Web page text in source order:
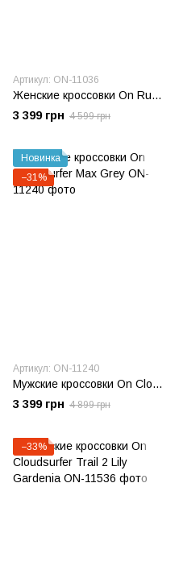
Артикул: ON-11036
Женские кроссовки On Running W Cloudtilt Heron Dew
3 399 грн 4 599 грн
Новинка
−31%
Артикул: ON-11240
Мужские кроссовки On Cloudsurfer Max Grey
3 399 грн 4 899 грн
−33%